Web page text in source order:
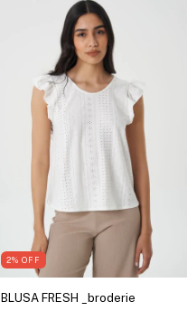
2% OFF
BLUSA FRESH _broderie